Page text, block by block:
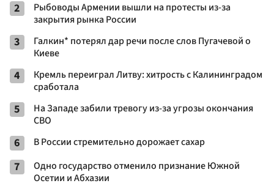
2
Рыбоводы Армении вышли на протесты из-за
закрытия рынка России
3
Галкин* потерял дар речи после слов Пугачевой о
Киеве
4
Кремль переиграл Литву: хитрость с Калининградом
сработала
5
На Западе забили тревогу из-за угрозы окончания
СВО
6 В России стремительно дорожает сахар
7
Одно государство отменило признание Южной
Осетии и Абхазии